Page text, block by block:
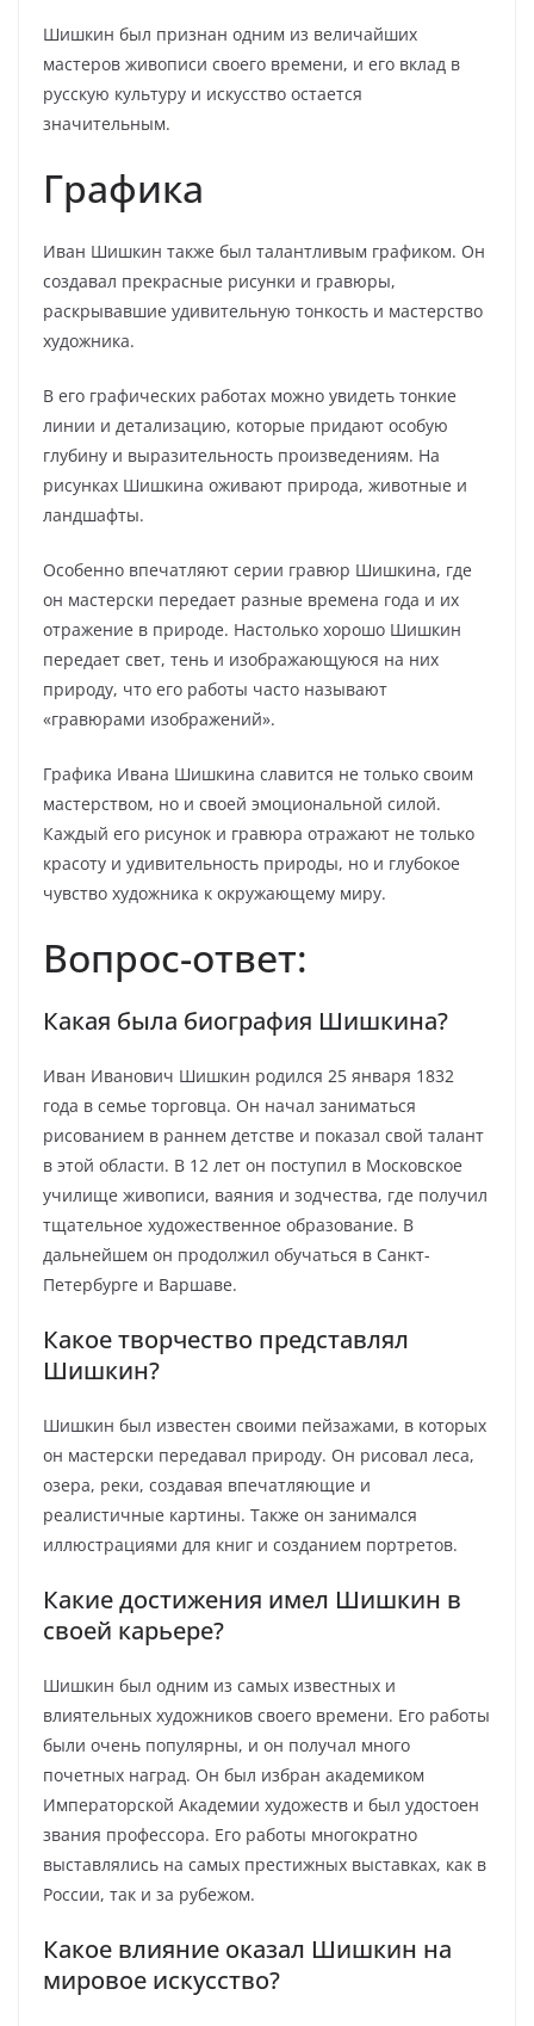
Шишкин был признан одним из величайших
мастеров живописи своего времени, и его вклад в
русскую культуру и искусство остается
значительным.
Графика
Иван Шишкин также был талантливым графиком. Он
создавал прекрасные рисунки и гравюры,
раскрывавшие удивительную тонкость и мастерство
художника.
В его графических работах можно увидеть тонкие
линии и детализацию, которые придают особую
глубину и выразительность произведениям. На
рисунках Шишкина оживают природа, животные и
ландшафты.
Особенно впечатляют серии гравюр Шишкина, где
он мастерски передает разные времена года и их
отражение в природе. Настолько хорошо Шишкин
передает свет, тень и изображающуюся на них
природу, что его работы часто называют
«гравюрами изображений».
Графика Ивана Шишкина славится не только своим
мастерством, но и своей эмоциональной силой.
Каждый его рисунок и гравюра отражают не только
красоту и удивительность природы, но и глубокое
чувство художника к окружающему миру.
Вопрос-ответ:
Какая была биография Шишкина?
Иван Иванович Шишкин родился 25 января 1832
года в семье торговца. Он начал заниматься
рисованием в раннем детстве и показал свой талант
в этой области. В 12 лет он поступил в Московское
училище живописи, ваяния и зодчества, где получил
тщательное художественное образование. В
дальнейшем он продолжил обучаться в Санкт-
Петербурге и Варшаве.
Какое творчество представлял
Шишкин?
Шишкин был известен своими пейзажами, в которых
он мастерски передавал природу. Он рисовал леса,
озера, реки, создавая впечатляющие и
реалистичные картины. Также он занимался
иллюстрациями для книг и созданием портретов.
Какие достижения имел Шишкин в
своей карьере?
Шишкин был одним из самых известных и
влиятельных художников своего времени. Его работы
были очень популярны, и он получал много
почетных наград. Он был избран академиком
Императорской Академии художеств и был удостоен
звания профессора. Его работы многократно
выставлялись на самых престижных выставках, как в
России, так и за рубежом.
Какое влияние оказал Шишкин на
мировое искусство?